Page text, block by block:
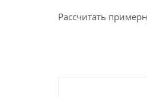
Рассчитать